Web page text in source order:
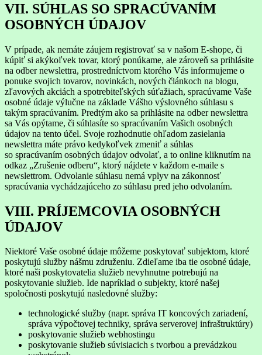
VII. SÚHLAS SO SPRACÚVANÍM
OSOBNÝCH ÚDAJOV
V prípade, ak nemáte záujem registrovať sa v našom E-shope, či
kúpiť si akýkoľvek tovar, ktorý ponúkame, ale zároveň sa prihlásite
na odber newslettra, prostredníctvom ktorého Vás informujeme o
ponuke svojich tovarov, novinkách, nových článkoch na blogu,
zľavových akciách a spotrebiteľských súťažiach, spracúvame Vaše
osobné údaje výlučne na základe Vášho výslovného súhlasu s
takým spracúvaním. Predtým ako sa prihlásite na odber newslettra
sa Vás opýtame, či súhlasíte so spracúvaním Vašich osobných
údajov na tento účel. Svoje rozhodnutie ohľadom zasielania
newslettra máte právo kedykoľvek zmeniť a súhlas
so spracúvaním osobných údajov odvolať, a to online kliknutím na
odkaz „Zrušenie odberu“, ktorý nájdete v každom e-maile s
newslettrom. Odvolanie súhlasu nemá vplyv na zákonnosť
spracúvania vychádzajúceho zo súhlasu pred jeho odvolaním.
VIII. PRÍJEMCOVIA OSOBNÝCH
ÚDAJOV
Niektoré Vaše osobné údaje môžeme poskytovať subjektom, ktoré
poskytujú služby nášmu združeniu. Zdieľame iba tie osobné údaje,
ktoré naši poskytovatelia služieb nevyhnutne potrebujú na
poskytovanie služieb. Ide napríklad o subjekty, ktoré našej
spoločnosti poskytujú nasledovné služby:
technologické služby (napr. správa IT koncových zariadení,
správa výpočtovej techniky, správa serverovej infraštruktúry)
poskytovanie služieb webhostingu
poskytovanie služieb súvisiacich s tvorbou a prevádzkou